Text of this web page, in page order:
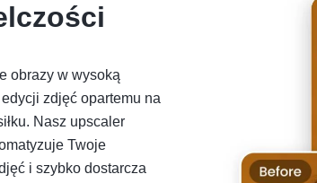
obrazy w wysoką
zdjęć opartemu na
Nasz upscaler
Twoje
i szybko dostarcza